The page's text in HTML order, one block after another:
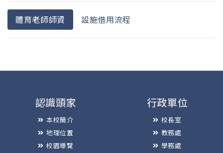
體育老師師資 設施借用流程
認識頭家
本校簡介
地理位置
校園導覽
行政單位
校長室
教務處
學務處